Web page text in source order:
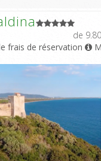
de
frais de réservation